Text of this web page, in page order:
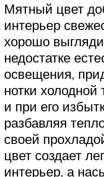
Мятный цвет
интерьер
хорошо
недостатке
освещения,
нотки холодной
и при его
разбавляя
своей
цвет создает
интерьер, а